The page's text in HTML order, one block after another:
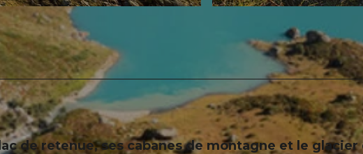
de retenue, ses cabanes de montagne et le glacier